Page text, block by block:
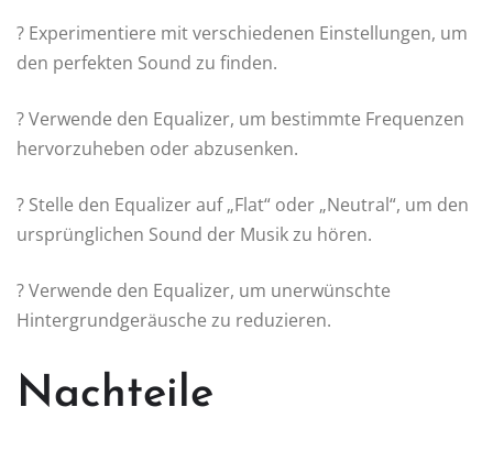
? Experimentiere mit verschiedenen Einstellungen, um
den perfekten Sound zu finden.
? Verwende den Equalizer, um bestimmte Frequenzen
hervorzuheben oder abzusenken.
? Stelle den Equalizer auf „Flat“ oder „Neutral“, um den
ursprünglichen Sound der Musik zu hören.
?️ Verwende den Equalizer, um unerwünschte
Hintergrundgeräusche zu reduzieren.
Nachteile